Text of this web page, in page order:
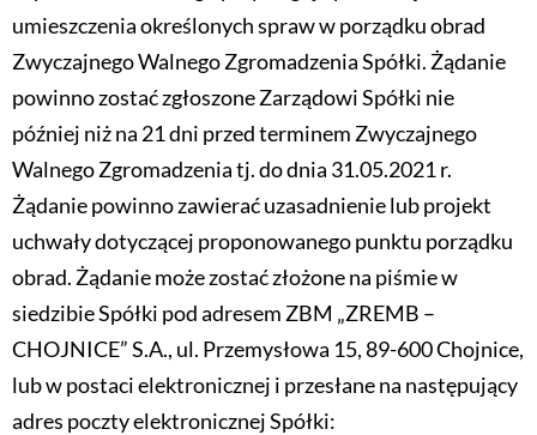
umieszczenia określonych spraw w porządku obrad
Zwyczajnego Walnego Zgromadzenia Spółki. Żądanie
powinno zostać zgłoszone Zarządowi Spółki nie
później niż na 21 dni przed terminem Zwyczajnego
Walnego Zgromadzenia tj. do dnia 31.05.2021 r.
Żądanie powinno zawierać uzasadnienie lub projekt
uchwały dotyczącej proponowanego punktu porządku
obrad. Żądanie może zostać złożone na piśmie w
siedzibie Spółki pod adresem ZBM „ZREMB –
CHOJNICE” S.A., ul. Przemysłowa 15, 89-600 Chojnice,
lub w postaci elektronicznej i przesłane na następujący
adres poczty elektronicznej Spółki: